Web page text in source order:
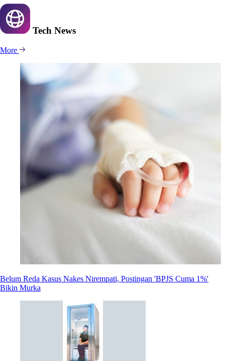
Tech News
More
Belum Reda Kasus Nakes Nirempati, Postingan 'BPJS Cuma 1%'
Bikin Murka